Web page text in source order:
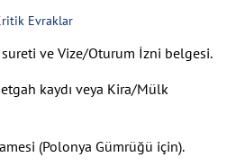
Evraklar
ve Vize/Oturum İzni belgesi.
kaydı veya Kira/Mülk
(Polonya Gümrüğü için).